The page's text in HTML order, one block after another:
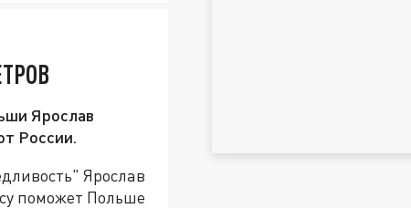
Ярослав
России.
Ярослав
поможет Польше